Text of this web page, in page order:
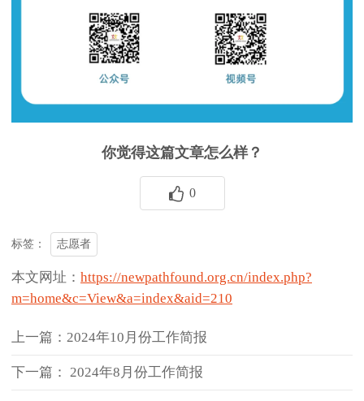
你觉得这篇文章怎么样？
0
标签： 志愿者
本文网址： https://newpathfound.org.cn/index.php?
m=home&c=View&a=index&aid=210
上一篇：2024年10月份工作简报
下一篇： 2024年8月份工作简报